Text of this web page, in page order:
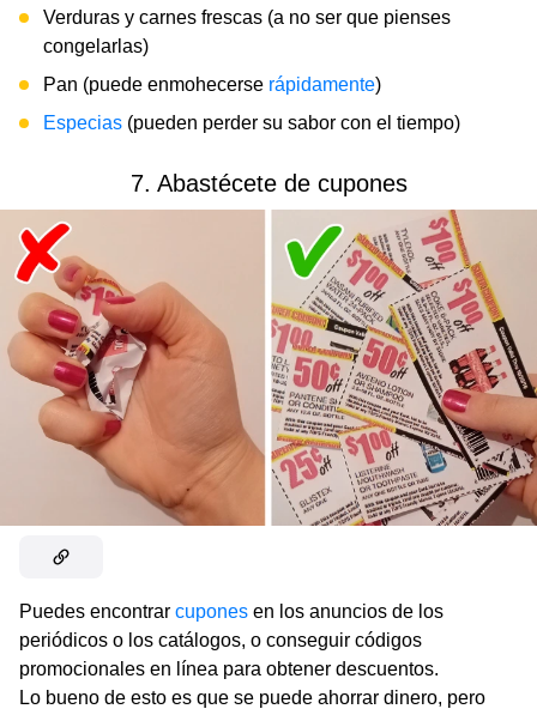
Verduras y carnes frescas (a no ser que pienses
congelarlas)
Pan (puede enmohecerse rápidamente)
Especias (pueden perder su sabor con el tiempo)
7. Abastécete de cupones
Puedes encontrar cupones en los anuncios de los
periódicos o los catálogos, o conseguir códigos
promocionales en línea para obtener descuentos.
Lo bueno de esto es que se puede ahorrar dinero, pero